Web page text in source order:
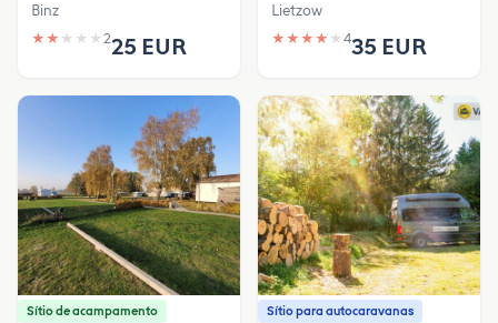
Binz
★ ★ ★ ★ ★ 225 EUR
Lietzow
★ ★ ★ ★ ★ 435 EUR
Sítio de acampamento Sítio para autocaravanas